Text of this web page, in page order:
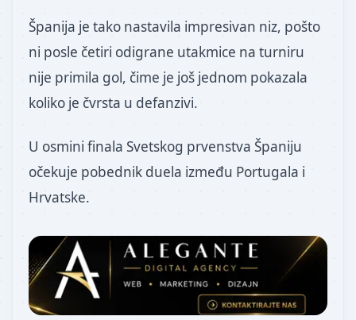
Španija je tako nastavila impresivan niz, pošto
ni posle četiri odigrane utakmice na turniru
nije primila gol, čime je još jednom pokazala
koliko je čvrsta u defanzivi.
U osmini finala Svetskog prvenstva Španiju
očekuje pobednik duela između Portugala i
Hrvatske.